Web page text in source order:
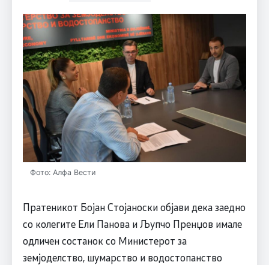
Фото: Алфа Вести
Пратеникот Бојан Стојаноски објави дека заедно
со колегите Ели Панова и Љупчо Пренџов имале
одличен состанок со Министерот за
земјоделство, шумарство и водостопанство